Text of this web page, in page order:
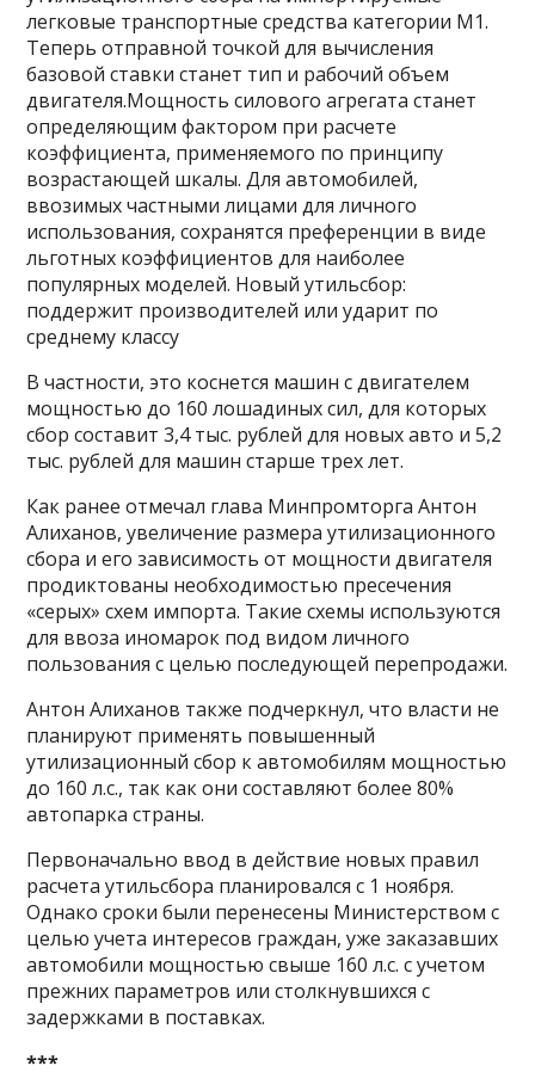
легковые транспортные средства категории M1.
Теперь отправной точкой для вычисления
базовой ставки станет тип и рабочий объем
двигателя.Мощность силового агрегата станет
определяющим фактором при расчете
коэффициента, применяемого по принципу
возрастающей шкалы. Для автомобилей,
ввозимых частными лицами для личного
использования, сохранятся преференции в виде
льготных коэффициентов для наиболее
популярных моделей. Новый утильсбор:
поддержит производителей или ударит по
среднему классу
В частности, это коснется машин с двигателем
мощностью до 160 лошадиных сил, для которых
сбор составит 3,4 тыс. рублей для новых авто и 5,2
тыс. рублей для машин старше трех лет.
Как ранее отмечал глава Минпромторга Антон
Алиханов, увеличение размера утилизационного
сбора и его зависимость от мощности двигателя
продиктованы необходимостью пресечения
«серых» схем импорта. Такие схемы используются
для ввоза иномарок под видом личного
пользования с целью последующей перепродажи.
Антон Алиханов также подчеркнул, что власти не
планируют применять повышенный
утилизационный сбор к автомобилям мощностью
до 160 л.с., так как они составляют более 80%
автопарка страны.
Первоначально ввод в действие новых правил
расчета утильсбора планировался с 1 ноября.
Однако сроки были перенесены Министерством с
целью учета интересов граждан, уже заказавших
автомобили мощностью свыше 160 л.с. с учетом
прежних параметров или столкнувшихся с
задержками в поставках.
***